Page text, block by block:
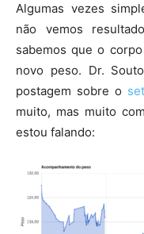
Algumas vezes
não vemos
sabemos que o
novo peso. Dr.
postagem sobre o
muito, mas muito
estou falando: